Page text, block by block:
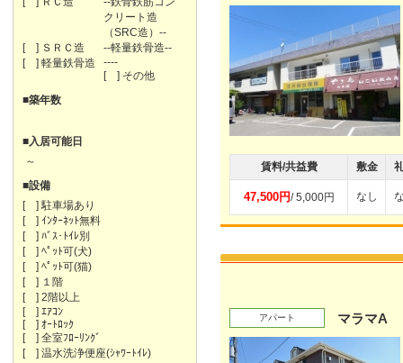
クリート造
（SRC造）--
[ ] ＳＲＣ造
--軽量鉄骨造--
[ ] 軽量鉄骨造
----
[ ] その他
■築年数
■入居可能日
～
■設備
[ ] 駐車場あり
[ ] ｲﾝﾀｰﾈｯﾄ無料
[ ] ﾊﾞｽ･ﾄｲﾚ別
[ ] ﾍﾟｯﾄ可(犬)
[ ] ﾍﾟｯﾄ可(猫)
[ ] １階
[ ] 2階以上
[ ] ｴｱｺﾝ
[ ] ｵｰﾄﾛｯｸ
[ ] 全室ﾌﾛｰﾘﾝｸﾞ
[ ] 温水洗浄便座(ｼｬﾜｰﾄｲﾚ)
賃料/共益費 敷金
47,500円/ 5,000円 なし
アパート マラマA